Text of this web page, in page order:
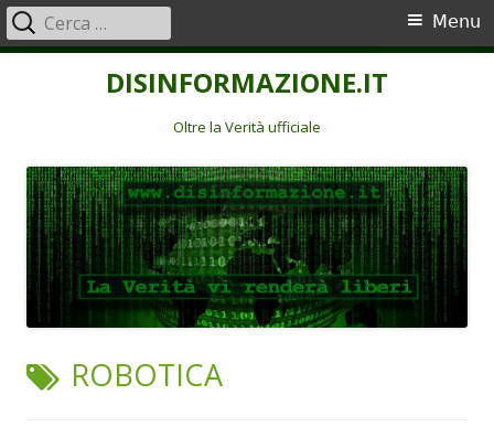
DISINFORMAZIONE.IT
Oltre la Verità ufficiale
Menu
principale
Menu
Ricerca
per:
TAG:
ROBOTICA